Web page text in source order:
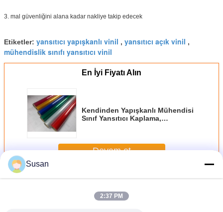
3. mal güvenliğini alana kadar nakliye takip edecek
Etiketler: yansıtıcı yapışkanlı vinil , yansıtıcı açık vinil ,
mühendislik sınıfı yansıtıcı vinil
En İyi Fiyatı Alın
Kendinden Yapışkanlı Mühendisi
Sınıf Yansıtıcı Kaplama,
Devam et
DahaMühendis sınıf yansıtıcı kaplama
Susan
2:37 PM